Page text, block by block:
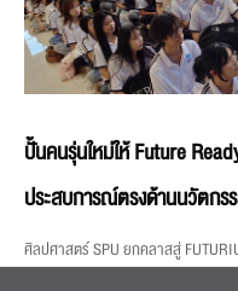
ปั้นคนรุ่นใหม่ให้ Future
ประสบการณ์ตรงด้านนวัตกร
ศิลปศาสตร์ SPU ยกคลาสสู่